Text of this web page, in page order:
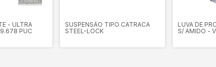
- ULTRA
PUC
SUSPENSÃO TIPO CATRACA
STEEL-LOCK
LUVA DE
S/ AMIDO -